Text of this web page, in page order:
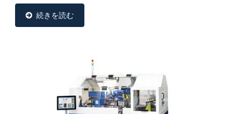
設計されています。...
続きを読む